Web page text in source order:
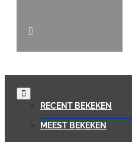
RECENT BEKEKEN
MEEST BEKEKEN